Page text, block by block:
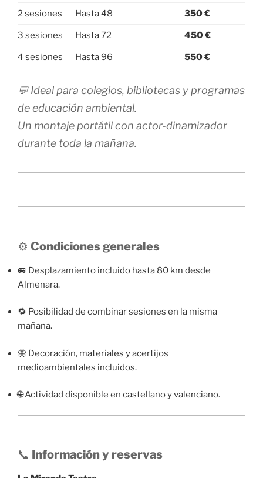
2 sesiones Hasta 48 350 €
3 sesiones Hasta 72 450 €
4 sesiones Hasta 96 550 €
💬 Ideal para colegios, bibliotecas y programas
de educación ambiental.
Un montaje portátil con actor-dinamizador
durante toda la mañana.
⚙️ Condiciones generales
🚐 Desplazamiento incluido hasta 80 km desde
Almenara.
🔁 Posibilidad de combinar sesiones en la misma
mañana.
🦋 Decoración, materiales y acertijos
medioambientales incluidos.
🌐 Actividad disponible en castellano y valenciano.
📞 Información y reservas